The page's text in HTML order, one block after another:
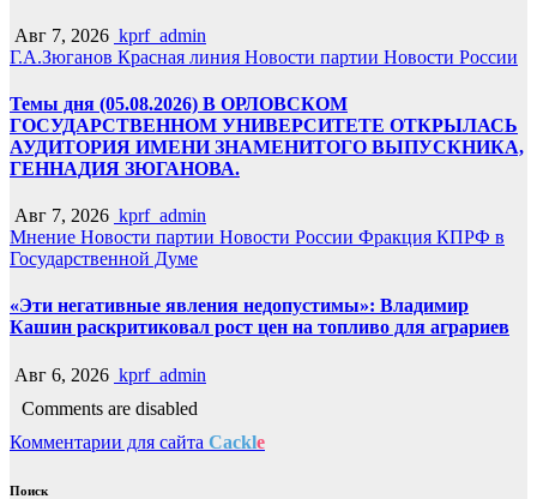
Авг 7, 2026 kprf_admin
Г.А.Зюганов Красная линия Новости партии Новости России
Темы дня (05.08.2026) В ОРЛОВСКОМ
ГОСУДАРСТВЕННОМ УНИВЕРСИТЕТЕ ОТКРЫЛАСЬ
АУДИТОРИЯ ИМЕНИ ЗНАМЕНИТОГО ВЫПУСКНИКА,
ГЕННАДИЯ ЗЮГАНОВА.
Авг 7, 2026 kprf_admin
Мнение Новости партии Новости России Фракция КПРФ в
Государственной Думе
«Эти негативные явления недопустимы»: Владимир
Кашин раскритиковал рост цен на топливо для аграриев
Авг 6, 2026 kprf_admin
Comments are disabled
Комментарии для сайта Cackle
Поиск